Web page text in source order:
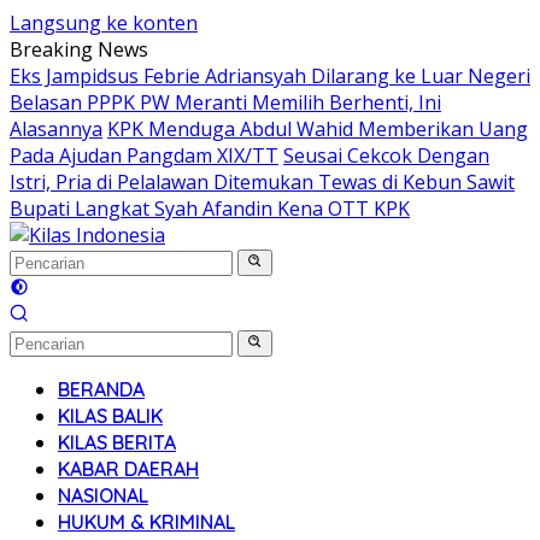
Langsung ke konten
Breaking News
Eks Jampidsus Febrie Adriansyah Dilarang ke Luar Negeri
Belasan PPPK PW Meranti Memilih Berhenti, Ini
Alasannya KPK Menduga Abdul Wahid Memberikan Uang
Pada Ajudan Pangdam XIX/TT Seusai Cekcok Dengan
Istri, Pria di Pelalawan Ditemukan Tewas di Kebun Sawit
Bupati Langkat Syah Afandin Kena OTT KPK
BERANDA
KILAS BALIK
KILAS BERITA
KABAR DAERAH
NASIONAL
HUKUM & KRIMINAL